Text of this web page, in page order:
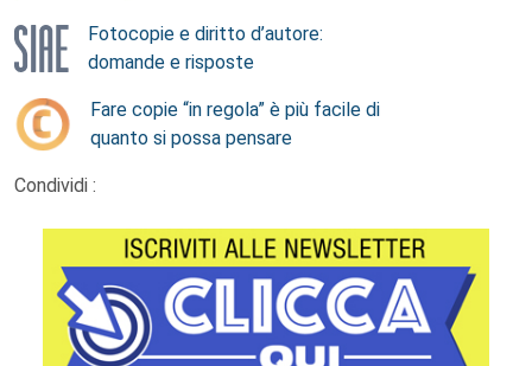
Fotocopie e diritto d’autore:
domande e risposte
Fare copie “in regola” è più facile di
quanto si possa pensare
Condividi :